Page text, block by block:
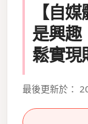
【自
是興趣
鬆實現
最後更新於：